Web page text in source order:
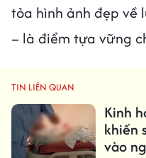
tỏa hình ảnh đẹp về
– là điểm tựa vững
TIN LIÊN QUAN
Kinh
khiến
vào